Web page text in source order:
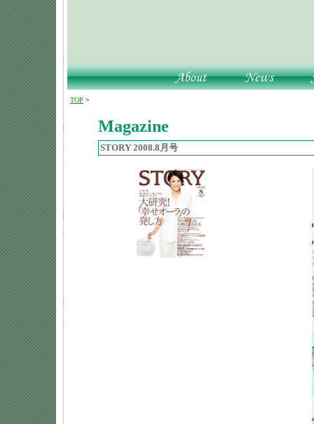
TOP >
Magazine
STORY 2008.8月号